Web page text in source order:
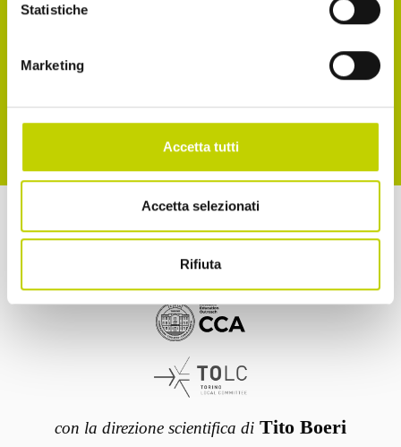
Statistiche
Marketing
Accetta tutti
Accetta selezionati
Rifiuta
con la direzione scientifica di Tito Boeri